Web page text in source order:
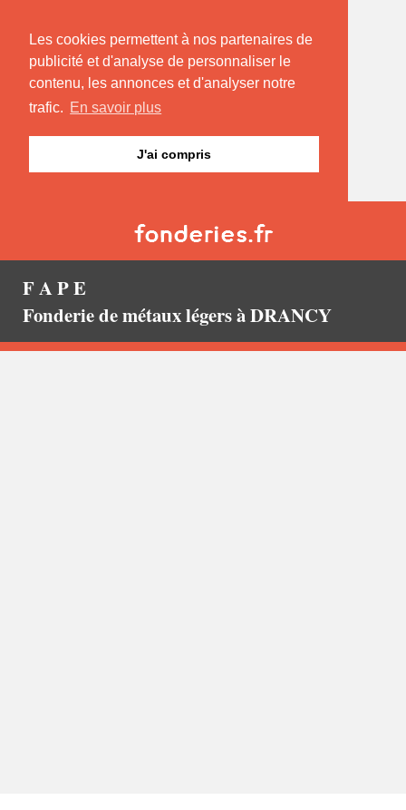
Les cookies permettent à nos partenaires de
publicité et d'analyse de personnaliser le
contenu, les annonces et d'analyser notre
trafic. En savoir plus
J'ai compris
F A P E
Fonderie de métaux légers à DRANCY